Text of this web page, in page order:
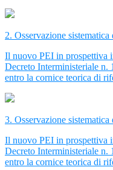
2. Osservazione
Il nuovo PEI in prospettiva
Decreto Interministeriale n.
entro la cornice teorica di
3. Osservazione
Il nuovo PEI in prospettiva
Decreto Interministeriale n.
entro la cornice teorica di